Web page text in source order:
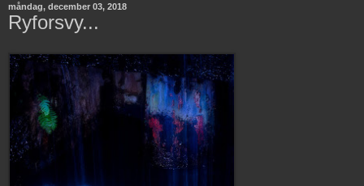
måndag, december 03, 2018
Ryforsvy...